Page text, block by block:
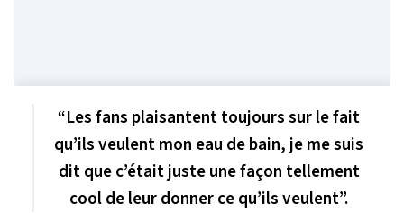
“Les fans plaisantent toujours sur le fait
qu’ils veulent mon eau de bain, je me suis
dit que c’était juste une façon tellement
cool de leur donner ce qu’ils veulent”.